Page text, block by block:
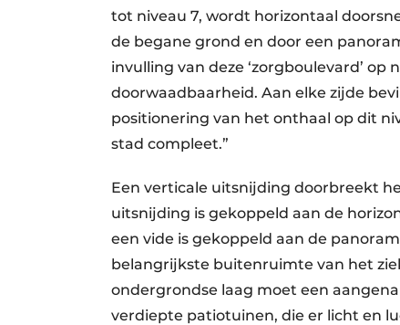
tot niveau 7, wordt horizontaal
de begane grond en door een
invulling van deze ‘zorgboulevard’
doorwaadbaarheid. Aan elke zijde
positionering van het onthaal op dit
stad compleet.”
Een verticale uitsnijding doorbreekt
uitsnijding is gekoppeld aan de
een vide is gekoppeld aan de
belangrijkste buitenruimte van het
ondergrondse laag moet een
verdiepte patiotuinen, die er licht en